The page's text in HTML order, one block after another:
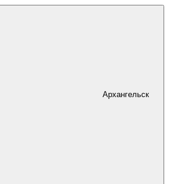
Архангельск